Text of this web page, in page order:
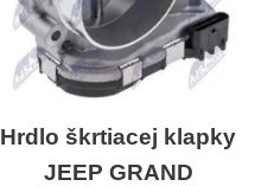
Hrdlo škrtiacej klapky
JEEP GRAND